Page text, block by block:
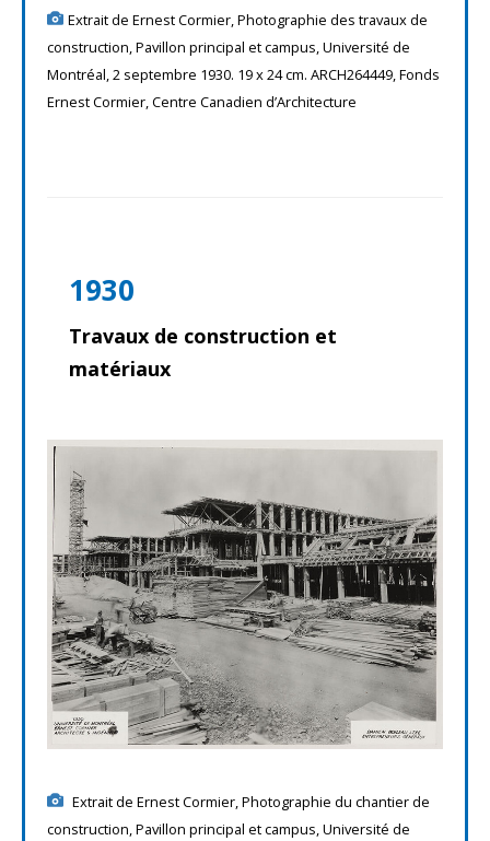
Extrait de Ernest Cormier, Photographie des travaux de
construction, Pavillon principal et campus, Université de
Montréal, 2 septembre 1930. 19 x 24 cm. ARCH264449, Fonds
Ernest Cormier, Centre Canadien d’Architecture
1930
Travaux de construction et
matériaux
Extrait de Ernest Cormier, Photographie du chantier de
construction, Pavillon principal et campus, Université de